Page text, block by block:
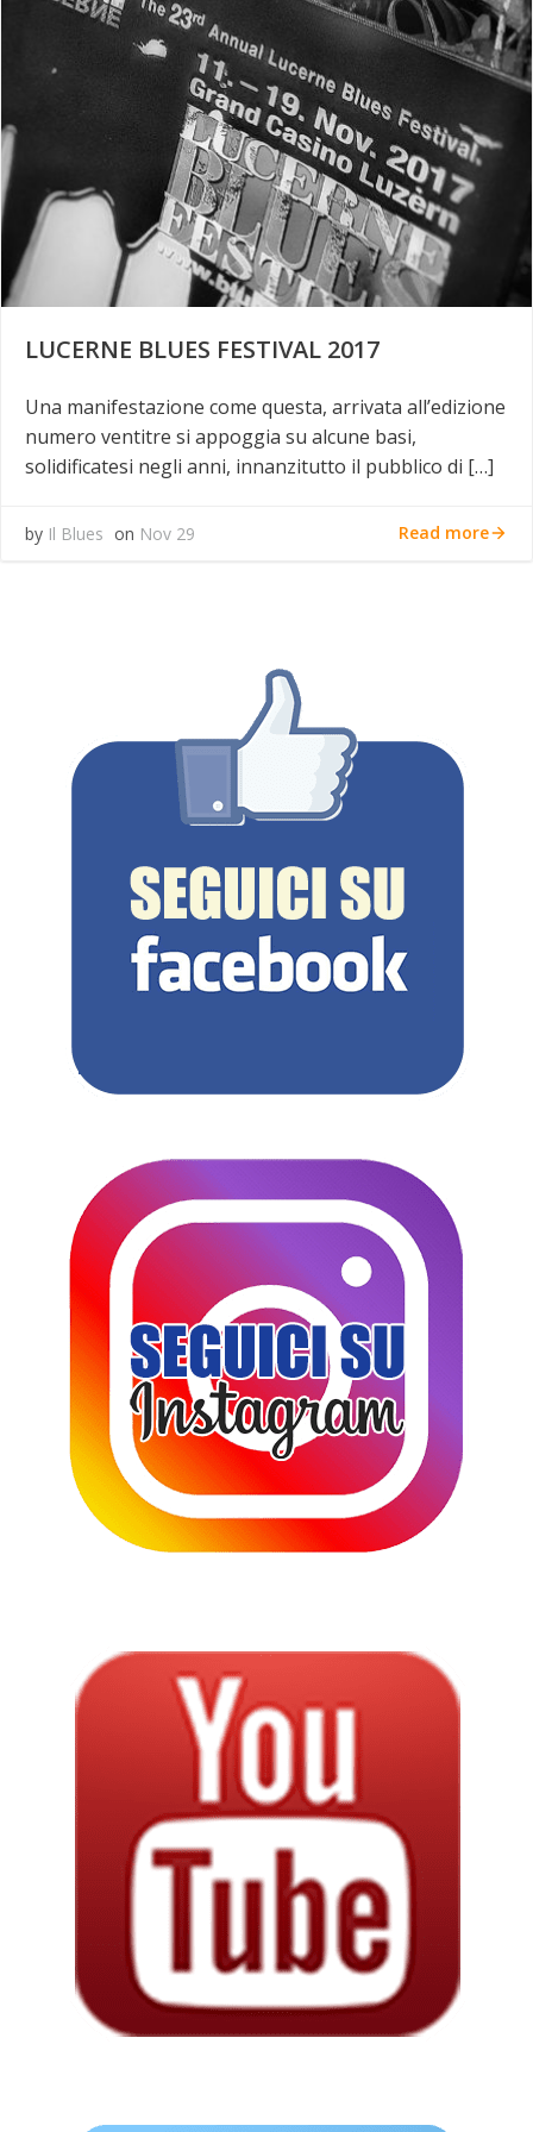
LUCERNE BLUES FESTIVAL 2017
Una manifestazione come questa, arrivata all’edizione
numero ventitre si appoggia su alcune basi,
solidificatesi negli anni, innanzitutto il pubblico di […]
by Il Blues on Nov 29 Read more